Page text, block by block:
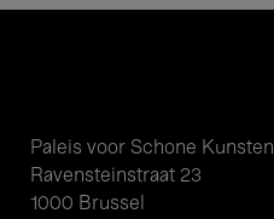
Paleis voor Schone Kunsten
Ravensteinstraat 23
1000 Brussel